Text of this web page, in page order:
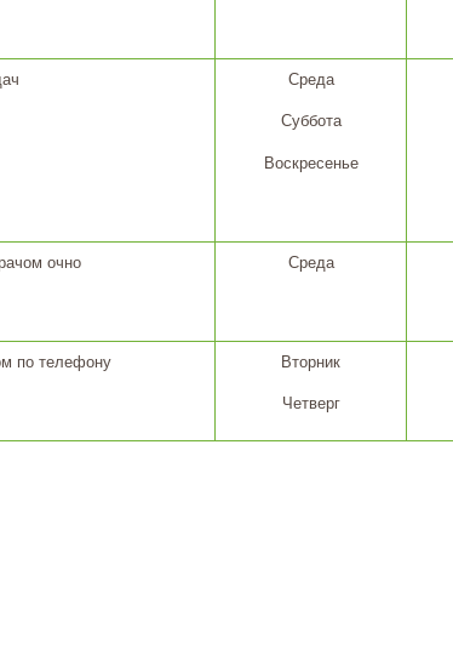
Среда
Суббота
Воскресенье
очно Среда
по телефону Вторник
Четверг